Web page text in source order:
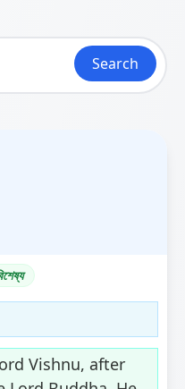
Search
Vishnu, after